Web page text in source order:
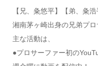
【兄、粂悠平】【弟、粂浩
湘南茅ヶ崎出身の兄弟プロ
主な活動は、
●プロサーファー初の